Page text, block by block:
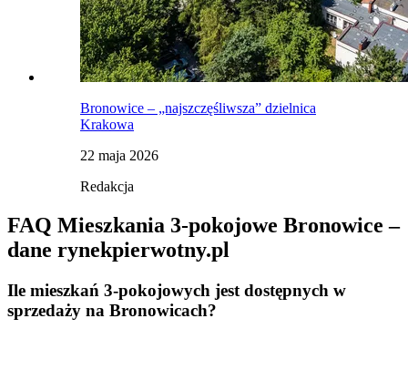
Bronowice – „najszczęśliwsza” dzielnica
Krakowa
22 maja 2026
Redakcja
FAQ Mieszkania 3-pokojowe Bronowice –
dane rynekpierwotny.pl
Ile mieszkań 3-pokojowych jest dostępnych w
sprzedaży na Bronowicach?